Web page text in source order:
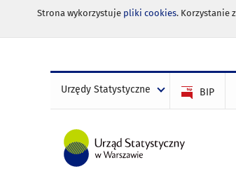
Strona wykorzystuje pliki cookies. Korzystanie
Urzędy Statystyczne BIP